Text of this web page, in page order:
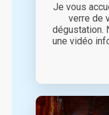
Je vous
verre de
dégustation.
une vidéo